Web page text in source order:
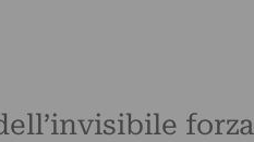
forza